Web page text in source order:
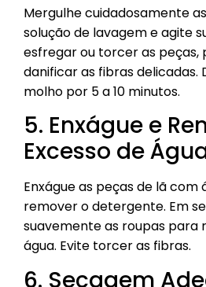
Mergulhe cuidadosamente
solução de lavagem e agite
esfregar ou torcer as peças,
danificar as fibras delicadas.
molho por 5 a 10 minutos.
5. Enxágue e
Excesso de
Enxágue as peças de lã com
remover o detergente. Em
suavemente as roupas para
água. Evite torcer as fibras.
6. Secagem